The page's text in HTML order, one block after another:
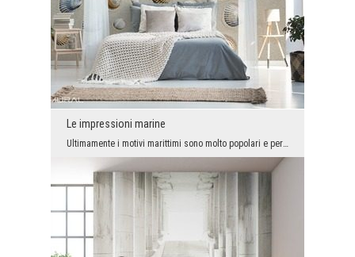
Le impressioni marine
Ultimamente i motivi marittimi sono molto popolari e per questo motivo sono stati utilizzati per ...